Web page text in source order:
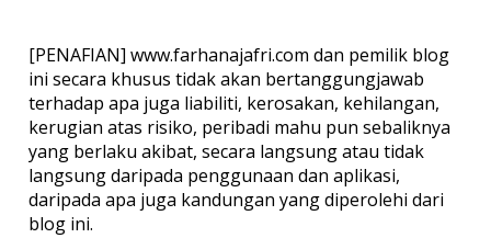
[PENAFIAN] www.farhanajafri.com dan pemilik blog
ini secara khusus tidak akan bertanggungjawab
terhadap apa juga liabiliti, kerosakan, kehilangan,
kerugian atas risiko, peribadi mahu pun sebaliknya
yang berlaku akibat, secara langsung atau tidak
langsung daripada penggunaan dan aplikasi,
daripada apa juga kandungan yang diperolehi dari
blog ini.